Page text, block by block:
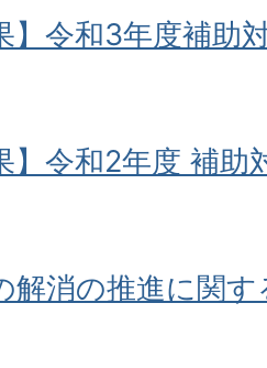
】令和3年度補助
】令和2年度 補
解消の推進に関